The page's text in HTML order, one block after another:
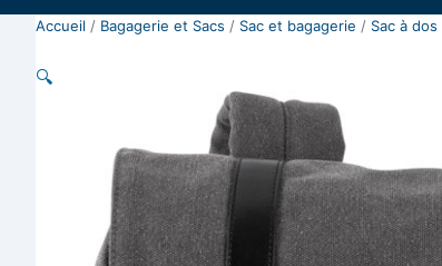
Accueil / Bagagerie et Sacs / Sac et bagagerie / Sac à dos
🔍